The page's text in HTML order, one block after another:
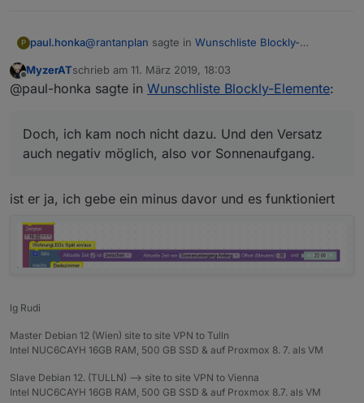
P paul.honka@rantanplan sagte in Wunschliste Blockly-
Dynamischer Astro-Versatz.
geschrien. Jetzt keiner mehr?
(Wird aber wahrscheinlich nicht gehen)
auch negativ möglich, also vor Sonnenaufgang.
Beste Grüsse paul
Offline
MyzerATschrieb am 11. März 2019, 18:03
zuletzt editiert von
@paul-honka sagte in Wunschliste Blockly-Elemente:
Doch, ich kam noch nicht dazu. Und den Versatz
auch negativ möglich, also vor Sonnenaufgang.
ist er ja, ich gebe ein minus davor und es funktioniert
lg Rudi
Master Debian 12 (Wien) site to site VPN to Tulln
Intel NUC6CAYH 16GB RAM, 500 GB SSD & auf Proxmox 8. 7. als VM
Slave Debian 12. (TULLN) --> site to site VPN to Vienna
Intel NUC6CAYH 16GB RAM, 500 GB SSD & auf Proxmox 8.7. als VM